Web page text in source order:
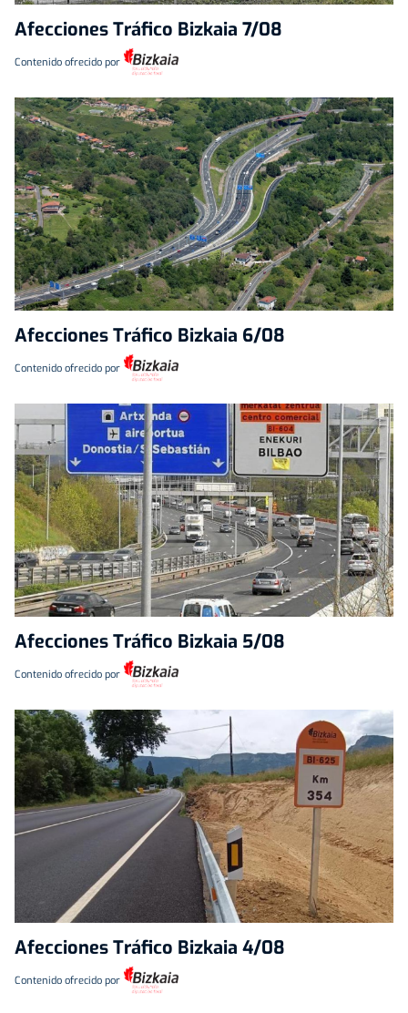
Afecciones Tráfico Bizkaia 7/08
Contenido ofrecido por
Afecciones Tráfico Bizkaia 6/08
Contenido ofrecido por
Afecciones Tráfico Bizkaia 5/08
Contenido ofrecido por
Afecciones Tráfico Bizkaia 4/08
Contenido ofrecido por